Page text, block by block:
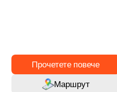
Прочетете повече
Маршрут